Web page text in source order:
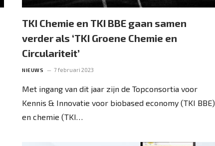
TKI Chemie en TKI BBE gaan samen
verder als ‘TKI Groene Chemie en
Circulariteit’
NIEUWS 7 februari 2023
Met ingang van dit jaar zijn de Topconsortia voor
Kennis & Innovatie voor biobased economy (TKI BBE)
en chemie (TKI…